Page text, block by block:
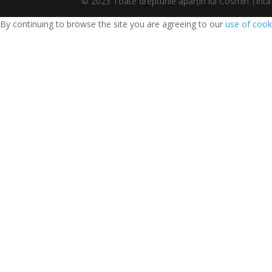
By continuing to browse the site you are agreeing to our use of